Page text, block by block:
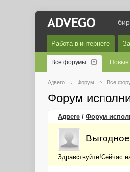
—
Работа в интернете
Все форумы Новые
Адвего Форум Все
Форум
Адвего / Форум
Здравствуйте!Сейчас